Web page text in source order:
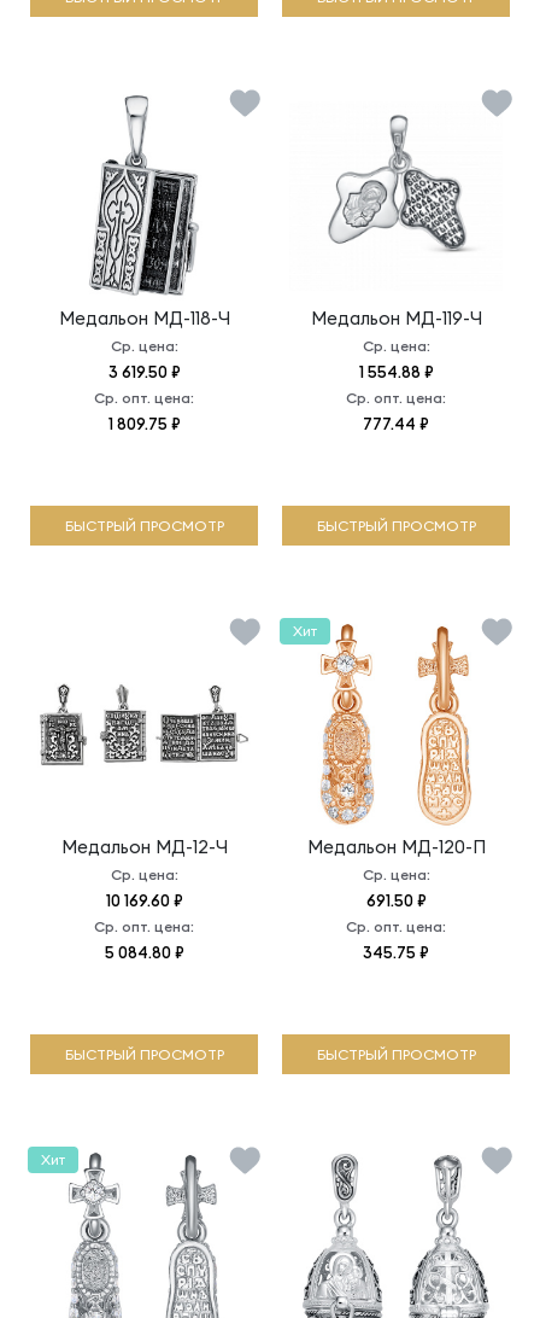
Медальон МД-118-Ч
Ср. цена:
3 619.50 ₽
Ср. опт. цена:
1 809.75 ₽
БЫСТРЫЙ ПРОСМОТР
Медальон МД-119-Ч
Ср. цена:
1 554.88 ₽
Ср. опт. цена:
777.44 ₽
БЫСТРЫЙ ПРОСМОТР
Медальон МД-12-Ч
Ср. цена:
10 169.60 ₽
Ср. опт. цена:
5 084.80 ₽
БЫСТРЫЙ ПРОСМОТР
Медальон МД-120-П
Ср. цена:
691.50 ₽
Ср. опт. цена:
345.75 ₽
Хит
БЫСТРЫЙ ПРОСМОТР
Хит